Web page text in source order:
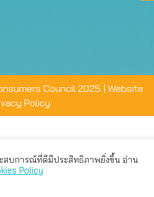
Council 2025 | Website
Policy
ะสบการณ์ที่ดีมีประสิทธิภาพยิ่งขึ้น อ่าน
Policy
สบการณ์การใช้งานที่ดีให้แก่ท่าน คุณ
วนตัวได้